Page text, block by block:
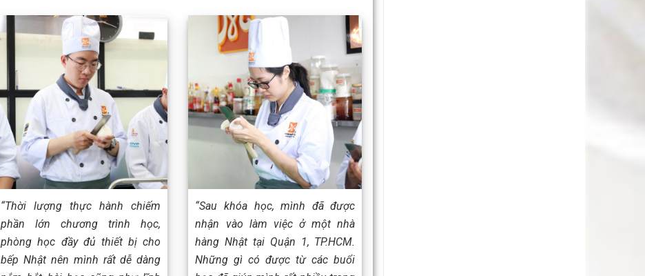
“Thời lượng thực hành chiếm
phần lớn chương trình học,
phòng học đầy đủ thiết bị cho
bếp Nhật nên mình rất dễ dàng
“Sau khóa học, mình đã được
nhận vào làm việc ở một nhà
hàng Nhật tại Quận 1, TP.HCM.
Những gì có được từ các buổi